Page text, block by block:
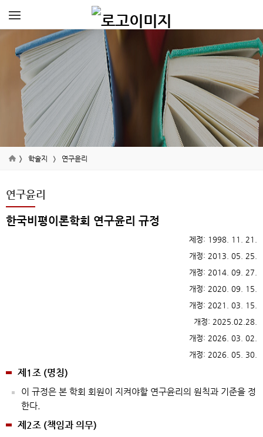
학술지 연구윤리
연구윤리
한국비평이론학회 연구윤리 규정
제정: 1998. 11. 21.
개정: 2013. 05. 25.
개정: 2014. 09. 27.
개정: 2020. 09. 15.
개정: 2021. 03. 15.
개정: 2025.02.28.
개정: 2026. 03. 02.
개정: 2026. 05. 30.
제1조 (명칭)
이 규정은 본 학회 회원이 지켜야할 연구윤리의 원칙과 기준을 정
한다.
제2조 (책임과 의무)